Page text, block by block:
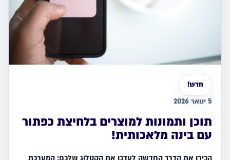
חדש!
5 ינואר 2026
תוכן ותמונות למוצרים בלחיצת כפתור
עם בינה מלאכותית!